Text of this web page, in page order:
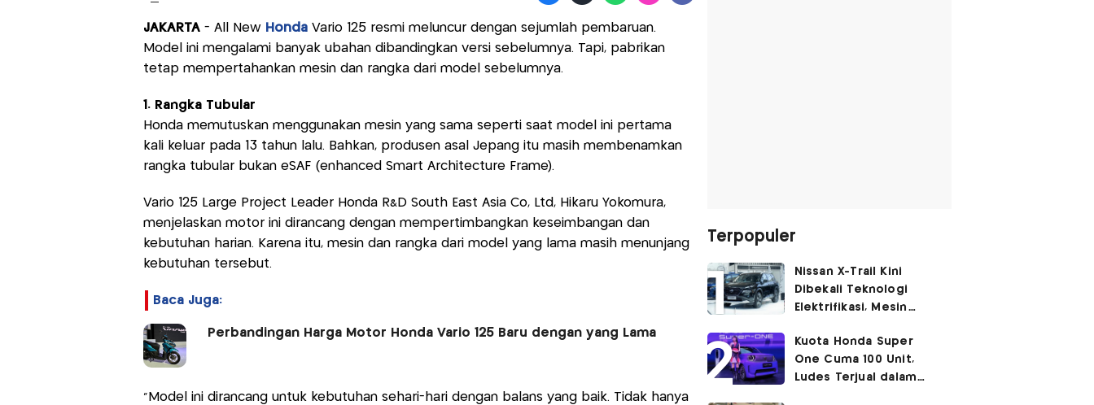
JAKARTA- All New Honda Vario 125 resmi meluncur dengan sejumlah pembaruan.
Model ini mengalami banyak ubahan dibandingkan versi sebelumnya. Tapi, pabrikan
tetap mempertahankan mesin dan rangka dari model sebelumnya.
1. Rangka Tubular
Honda memutuskan menggunakan mesin yang sama seperti saat model ini pertama
kali keluar pada 13 tahun lalu. Bahkan, produsen asal Jepang itu masih membenamkan
rangka tubular bukan eSAF (enhanced Smart Architecture Frame).
Vario 125 Large Project Leader Honda R&D South East Asia Co, Ltd, Hikaru Yokomura,
menjelaskan motor ini dirancang dengan mempertimbangkan keseimbangan dan
kebutuhan harian. Karena itu, mesin dan rangka dari model yang lama masih menunjang
kebutuhan tersebut.
Baca Juga:
Perbandingan Harga Motor Honda Vario 125 Baru dengan yang Lama
"Model ini dirancang untuk kebutuhan sehari-hari dengan balans yang baik. Tidak hanya
Terpopuler
Nissan X-Trail Kini
Dibekali Teknologi
Elektrifikasi, Mesin
Kuota Honda Super
One Cuma 100 Unit,
Ludes Terjual dalam